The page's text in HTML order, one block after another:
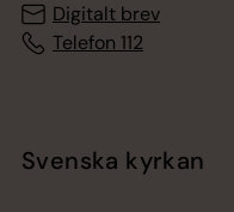
Digitalt brev
Telefon 112
Svenska kyrkan